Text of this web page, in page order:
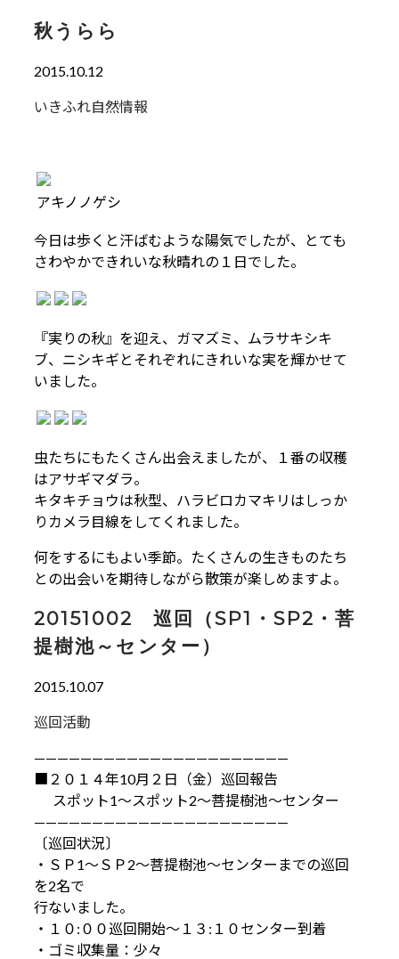
秋うらら
2015.10.12
いきふれ自然情報
アキノノゲシ
今日は歩くと汗ばむような陽気でしたが、とても
さわやかできれいな秋晴れの１日でした。
『実りの秋』を迎え、ガマズミ、ムラサキシキ
ブ、ニシキギとそれぞれにきれいな実を輝かせて
いました。
虫たちにもたくさん出会えましたが、１番の収穫
はアサギマダラ。
キタキチョウは秋型、ハラビロカマキリはしっか
りカメラ目線をしてくれました。
何をするにもよい季節。たくさんの生きものたち
との出会いを期待しながら散策が楽しめますよ。
20151002 巡回（SP1・SP2・菩
提樹池～センター）
2015.10.07
巡回活動
——————————————————————
■２０１４年10月２日（金）巡回報告
スポット1～スポット2～菩提樹池～センター
——————————————————————
〔巡回状況〕
・ＳＰ1～ＳＰ2～菩提樹池～センターまでの巡回
を2名で
行ないました。
・１０:００巡回開始～１３:１０センター到着
・ゴミ収集量：少々